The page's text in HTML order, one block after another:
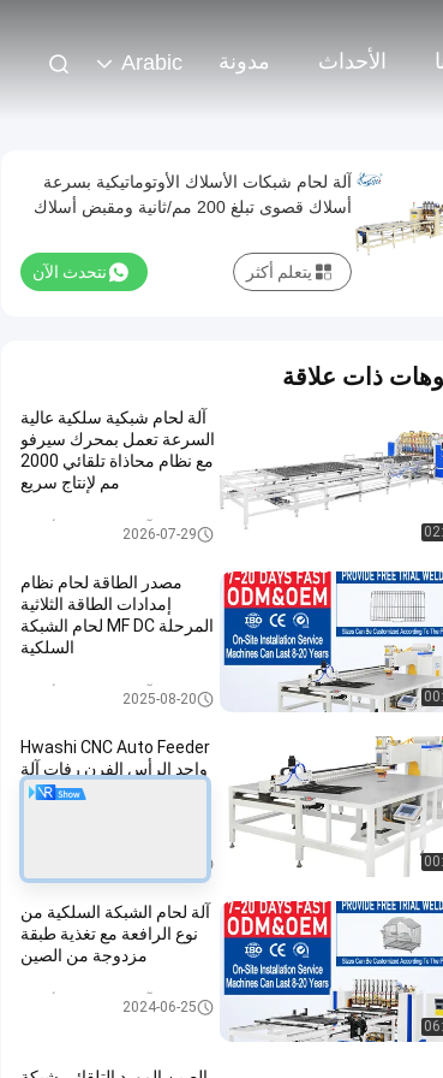
الأحداث مدونة Arabic
آلة لحام شبكات الأسلاك الأوتوماتيكية بسرعة
أسلاك قصوى تبلغ 200 مم/ثانية ومقبض أسلاك
نتحدث الآن يتعلم أكثر
ذات علاقة
آلة لحام شبكية سلكية عالية
السرعة تعمل بمحرك سيرفو
مع نظام محاذاة تلقائي 2000
مم لإنتاج سريع
آلة لحام شبكة الأسلاك2026-07-29
مصدر الطاقة لحام نظام
إمدادات الطاقة الثلاثية
المرحلة MF DC لحام الشبكة
السلكية
آلة لحام شبكة الأسلاك2025-08-20
Hwashi CNC Auto Feeder
واحد الرأس الفرن رفات آلة
لحام، شبكة الأسلاك / رف
آلة لحام الشبكة السلكية من
نوع الرافعة مع تغذية طبقة
مزدوجة من الصين
آلة لحام شبكة الأسلاك2024-06-25